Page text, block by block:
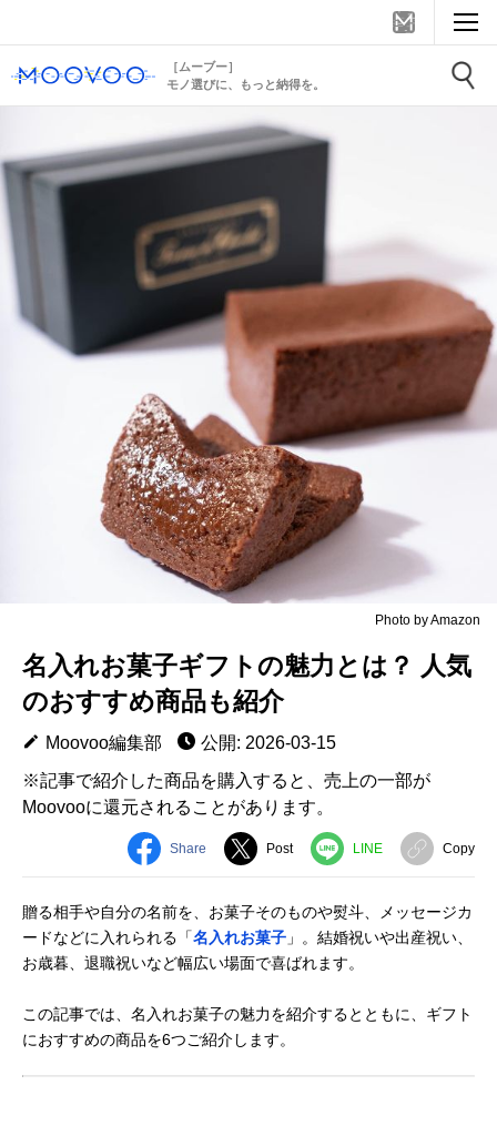
［ムーブー］
モノ選びに、もっと納得を。
Photo by Amazon
名入れお菓子ギフトの魅力とは？ 人気
のおすすめ商品も紹介
Moovoo編集部
公開: 2026-03-15
※記事で紹介した商品を購入すると、売上の一部が
Moovooに還元されることがあります。
Share Post LINE Copy
贈る相手や自分の名前を、お菓子そのものや熨斗、メッセージカ
ードなどに入れられる「名入れお菓子 」。結婚祝いや出産祝い、
お歳暮、退職祝いなど幅広い場面で喜ばれます。
この記事では、名入れお菓子の魅力を紹介するとともに、ギフト
におすすめの商品を6つご紹介します。